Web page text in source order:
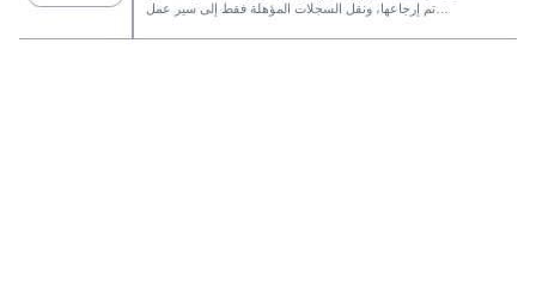
تم إرجاعها، ونقل السجلات المؤهلة فقط إلى سير عمل